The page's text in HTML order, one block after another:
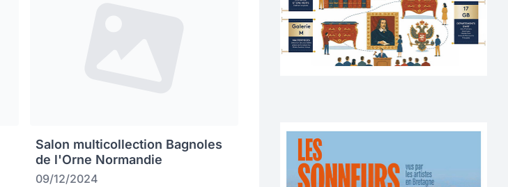
Salon multicollection Bagnoles
de l'Orne Normandie
09/12/2024